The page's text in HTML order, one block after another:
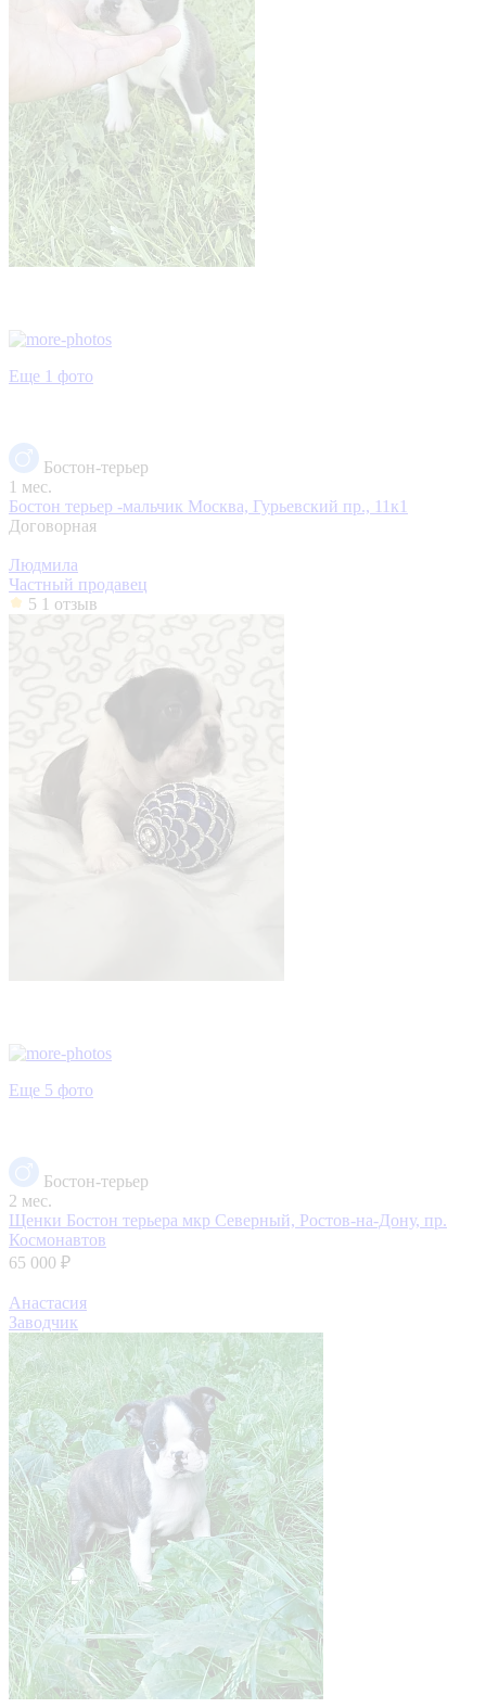
Еще 1 фото
Бостон-терьер
1 мес.
Бостон терьер -мальчик Москва, Гурьевский пр., 11к1
Договорная
Людмила
Частный продавец
5 1 отзыв
Еще 5 фото
Бостон-терьер
2 мес.
Щенки Бостон терьера мкр Северный, Ростов-на-Дону, пр.
Космонавтов
65 000 ₽
Анастасия
Заводчик